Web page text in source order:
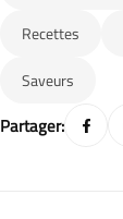
Recettes
Saveurs
Partager: